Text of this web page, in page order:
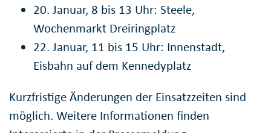
20. Januar, 8 bis 13 Uhr: Steele,
Wochenmarkt Dreiringplatz
22. Januar, 11 bis 15 Uhr: Innenstadt,
Eisbahn auf dem Kennedyplatz
Kurzfristige Änderungen der Einsatzzeiten sind
möglich. Weitere Informationen finden